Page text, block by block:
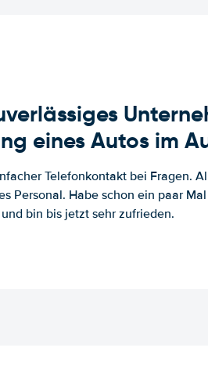
eines Autos im
Telefonkontakt bei Fragen.
Personal. Habe schon ein paar
bin bis jetzt sehr zufrieden.